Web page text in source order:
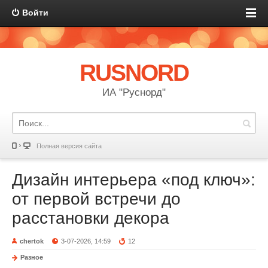
Войти
RUSNORD
ИА "Руснорд"
Полная версия сайта
Дизайн интерьера «под ключ»:
от первой встречи до
расстановки декора
chertok 3-07-2026, 14:59 12
Разное